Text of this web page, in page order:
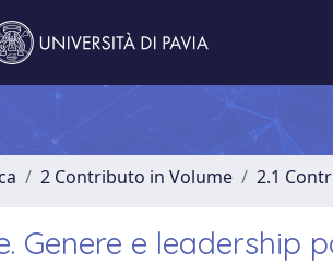
2 Contributo in Volume 2.1
Genere e leadership